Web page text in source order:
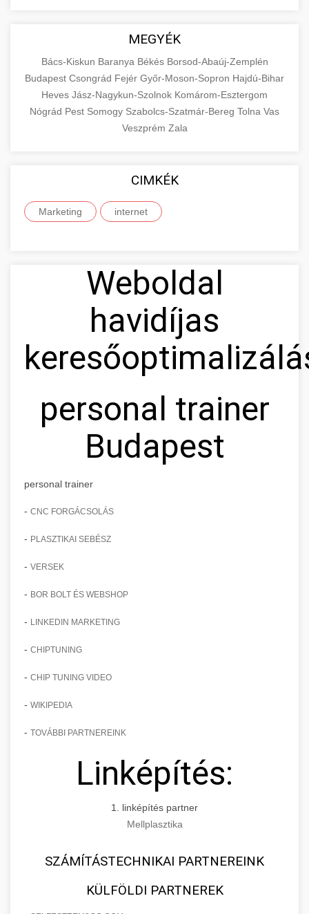
MEGYÉK
Bács-Kiskun Baranya Békés Borsod-Abaúj-Zemplén
Budapest Csongrád Fejér Győr-Moson-Sopron Hajdú-Bihar
Heves Jász-Nagykun-Szolnok Komárom-Esztergom
Nógrád Pest Somogy Szabolcs-Szatmár-Bereg Tolna Vas
Veszprém Zala
CIMKÉK
Marketing internet
Weboldal
havidíjas
personal trainer
Budapest
personal trainer
- CNC FORGÁCSOLÁS
- PLASZTIKAI SEBÉSZ
- VERSEK
- BOR BOLT ÉS WEBSHOP
- LINKEDIN MARKETING
- CHIPTUNING
- CHIP TUNING VIDEO
- WIKIPEDIA
- TOVÁBBI PARTNEREINK
Linképítés:
1. linképítés partner
Mellplasztika
SZÁMÍTÁSTECHNIKAI PARTNEREINK
KÜLFÖLDI PARTNEREK